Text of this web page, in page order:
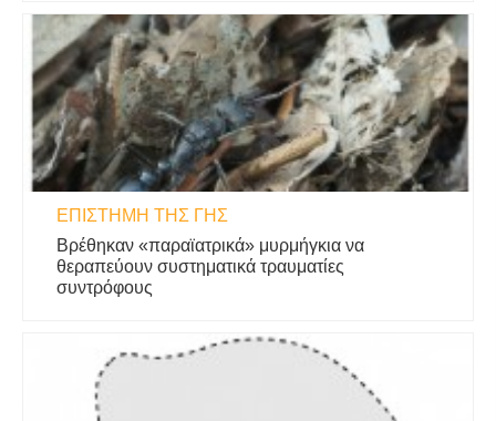
ΕΠΙΣΤΉΜΗ ΤΗΣ ΓΗΣ
Βρέθηκαν «παραϊατρικά» μυρμήγκια να
θεραπεύουν συστηματικά τραυματίες
συντρόφους